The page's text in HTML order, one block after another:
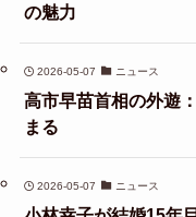
の魅力
2026-05-07 ニュース
高市早苗首相の外遊
まる
2026-05-07 ニュース